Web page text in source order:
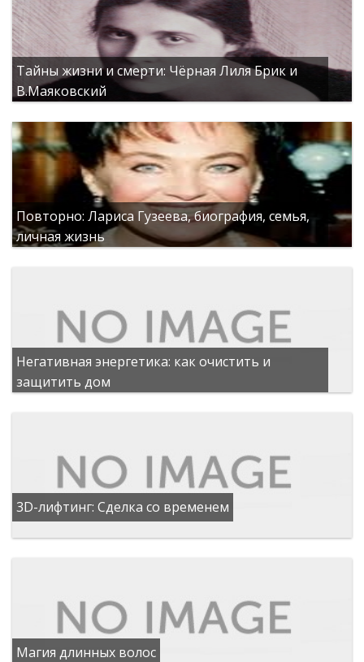
Тайны жизни и смерти: Чёрная Лиля Брик и
В.Маяковский
Повторно: Лариса Гузеева, биография, семья,
личная жизнь
Негативная энергетика: как очистить и
защитить дом
3D-лифтинг: Сделка со временем
Магия длинных волос